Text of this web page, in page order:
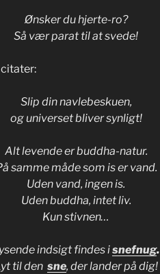
Ønsker du hjerte-ro?
Så vær parat til at svede!
Slip din navlebeskuen,
og universet bliver synligt!
Alt levende er buddha-natur.
samme måde som is er vand.
Uden vand, ingen is.
Uden buddha, intet liv.
Kun stivnen…
indsigt findes isnefnug.
til den sne, der lander på dig!